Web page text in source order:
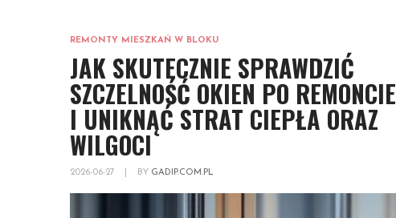
REMONTY MIESZKAŃ W BLOKU
JAK SKUTECZNIE SPRAWDZIĆ
SZCZELNOŚĆ OKIEN PO REMONCIE
I UNIKNĄĆ STRAT CIEPŁA ORAZ
WILGOCI
2026-06-27 BY GADIP.COM.PL